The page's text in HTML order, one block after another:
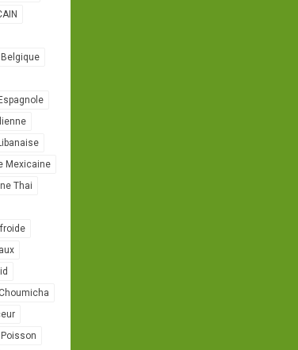
Mexicaine
Thai
Poisson